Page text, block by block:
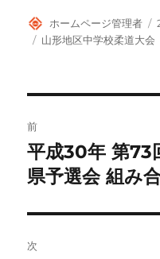
投
稿
ホームページ管理者
タ
山形地区中学校柔道大会
稿
ナ
ビ
ゲ
前
前
の
稿:
平成30年 第73
県予選会 組み
次